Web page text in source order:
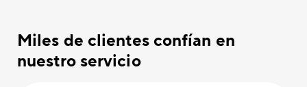
Miles de clientes confían en
nuestro servicio